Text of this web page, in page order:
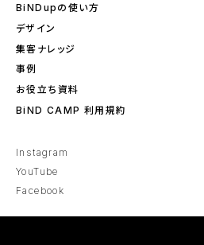
BiNDupの使い方
デザイン
集客ナレッジ
事例
お役立ち資料
BiND CAMP 利用規約
Instagram
YouTube
Facebook